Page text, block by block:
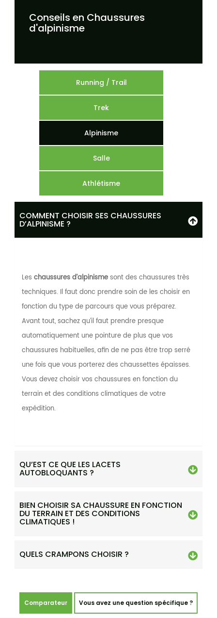
Conseils en Chaussures
d'alpinisme
Running / Trail
Trek
Alpinisme
Salle
Athlétisme
COMMENT CHOISIR SES CHAUSSURES
D’ALPINISME ?
Les chaussures d’alpinismesont des chaussures très
techniques. Il faut donc prendre soin de les choisir en
fonction du type de parcours que vous préparez.
Avant tout, sachez qu’il faut prendre presque
automatiquement une pointure de plus que vos
chaussures habituelles, afin de ne pas être trop serré
une fois que vous porterez des chaussettes épaisses.
Vous devez choisir vos chaussures en fonction du
terrain et des conditions climatiques de votre
expédition.
QU’EST CE QUE LES LACETS
AUTOBLOQUANTS ?
BIEN CHOISIR SA CHAUSSURE EN FONCTION
DU TERRAIN ET DES CONDITIONS
CLIMATIQUES !
QUELS CRAMPONS CHOISIR ?
Comparateur Vous avez une question spécifique ?